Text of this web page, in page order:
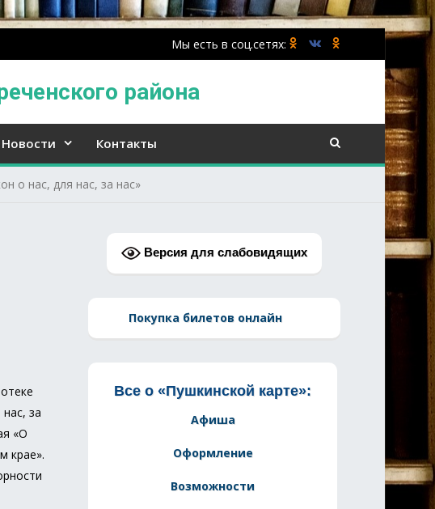
района
Новости Контакты
о нас, для нас, за нас»
за
«О
крае».
Версия для слабовидящих
Покупка билетов онлайн
Все о «Пушкинской карте»:
Афиша
Оформление
Возможности